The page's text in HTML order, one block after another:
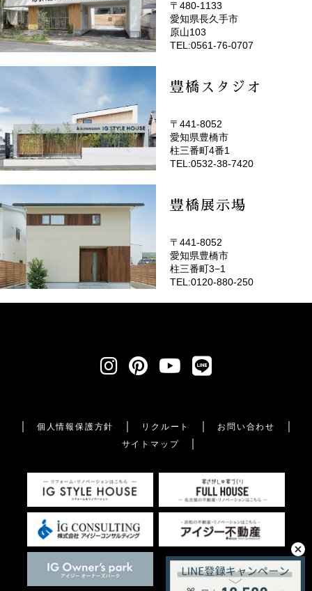
(EMOTOP名古屋)
〒480-1133
愛知県長久手市
原山103
TEL:0561-76-0707
豊橋スタジオ
(EMOTOP豊橋)
〒441-8052
愛知県豊橋市
柱三番町4番1
TEL:0532-38-7420
豊橋展示場
〒441-8052
愛知県豊橋市
柱三番町3−1
TEL:0120-880-250
個人情報保護方針 リクルート
お問い合わせ
サイトマップ